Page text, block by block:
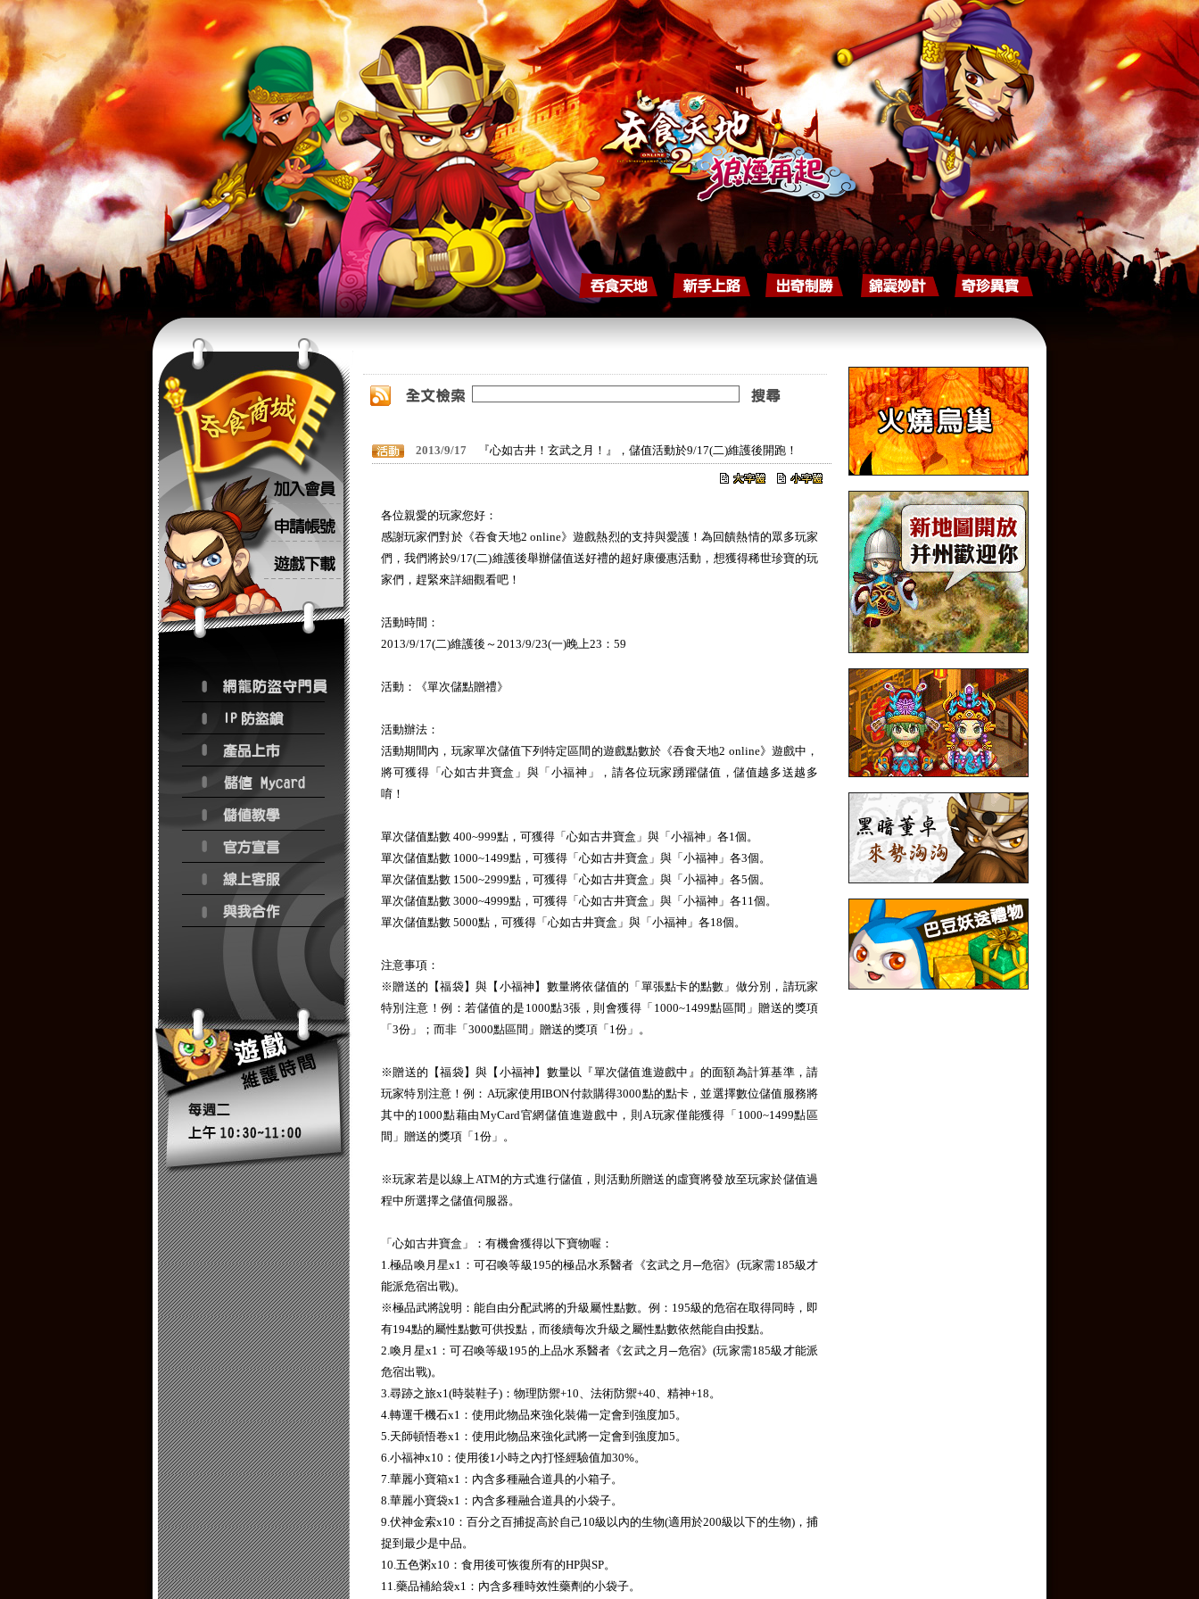
2013/9/17 『心如古井！玄武之月！』，儲值活動於9/17(二)維護後開跑！
各位親愛的玩家您好：
感謝玩家們對於《吞食天地2 online》遊戲熱烈的支持與愛護！為回饋熱情的眾多玩家
們，我們將於9/17(二)維護後舉辦儲值送好禮的超好康優惠活動，想獲得稀世珍寶的玩
家們，趕緊來詳細觀看吧！
活動時間：
2013/9/17(二)維護後～2013/9/23(一)晚上23：59
活動：《單次儲點贈禮》
活動辦法：
活動期間內，玩家單次儲值下列特定區間的遊戲點數於《吞食天地2 online》遊戲中，
將可獲得「心如古井寶盒」與「小福神」，請各位玩家踴躍儲值，儲值越多送越多
唷！
單次儲值點數 400~999點，可獲得「心如古井寶盒」與「小福神」各1個。
單次儲值點數 1000~1499點，可獲得「心如古井寶盒」與「小福神」各3個。
單次儲值點數 1500~2999點，可獲得「心如古井寶盒」與「小福神」各5個。
單次儲值點數 3000~4999點，可獲得「心如古井寶盒」與「小福神」各11個。
單次儲值點數 5000點，可獲得「心如古井寶盒」與「小福神」各18個。
注意事項：
※贈送的【福袋】與【小福神】數量將依儲值的「單張點卡的點數」做分別，請玩家
特別注意！例：若儲值的是1000點3張，則會獲得「1000~1499點區間」贈送的獎項
「3份」；而非「3000點區間」贈送的獎項「1份」。
※贈送的【福袋】與【小福神】數量以『單次儲值進遊戲中』的面額為計算基準，請
玩家特別注意！例：A玩家使用IBON付款購得3000點的點卡，並選擇數位儲值服務將
其中的1000點藉由MyCard官網儲值進遊戲中，則A玩家僅能獲得「1000~1499點區
間」贈送的獎項「1份」。
※玩家若是以線上ATM的方式進行儲值，則活動所贈送的虛寶將發放至玩家於儲值過
程中所選擇之儲值伺服器。
「心如古井寶盒」：有機會獲得以下寶物喔：
1.極品喚月星x1：可召喚等級195的極品水系醫者《玄武之月─危宿》(玩家需185級才
能派危宿出戰)。
※極品武將說明：能自由分配武將的升級屬性點數。例：195級的危宿在取得同時，即
有194點的屬性點數可供投點，而後續每次升級之屬性點數依然能自由投點。
2.喚月星x1：可召喚等級195的上品水系醫者《玄武之月─危宿》(玩家需185級才能派
危宿出戰)。
3.尋跡之旅x1(時裝鞋子)：物理防禦+10、法術防禦+40、精神+18。
4.轉運千機石x1：使用此物品來強化裝備一定會到強度加5。
5.天師頓悟卷x1：使用此物品來強化武將一定會到強度加5。
6.小福神x10：使用後1小時之內打怪經驗值加30%。
7.華麗小寶箱x1：內含多種融合道具的小箱子。
8.華麗小寶袋x1：內含多種融合道具的小袋子。
9.伏神金索x10：百分之百捕捉高於自己10級以內的生物(適用於200級以下的生物)，捕
捉到最少是中品。
10.五色粥x10：食用後可恢復所有的HP與SP。
11.藥品補給袋x1：內含多種時效性藥劑的小袋子。